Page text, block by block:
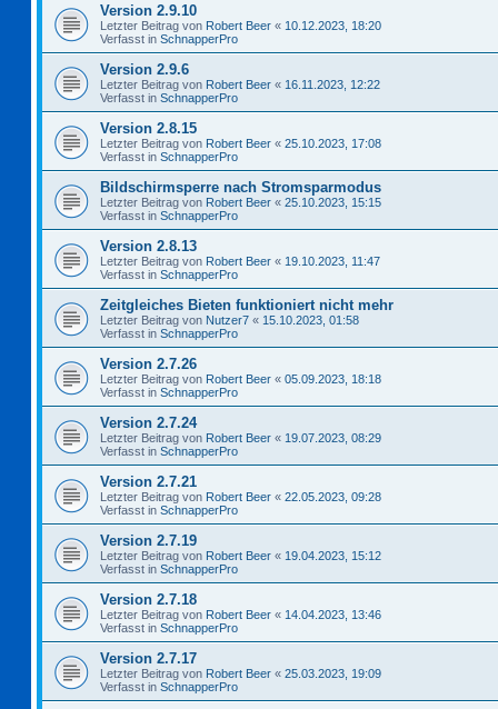
Version 2.9.10
Letzter Beitrag von Robert Beer « 10.12.2023, 18:20
Verfasst in SchnapperPro
Version 2.9.6
Letzter Beitrag von Robert Beer « 16.11.2023, 12:22
Verfasst in SchnapperPro
Version 2.8.15
Letzter Beitrag von Robert Beer « 25.10.2023, 17:08
Verfasst in SchnapperPro
Bildschirmsperre nach Stromsparmodus
Letzter Beitrag von Robert Beer « 25.10.2023, 15:15
Verfasst in SchnapperPro
Version 2.8.13
Letzter Beitrag von Robert Beer « 19.10.2023, 11:47
Verfasst in SchnapperPro
Zeitgleiches Bieten funktioniert nicht mehr
Letzter Beitrag von Nutzer7 « 15.10.2023, 01:58
Verfasst in SchnapperPro
Version 2.7.26
Letzter Beitrag von Robert Beer « 05.09.2023, 18:18
Verfasst in SchnapperPro
Version 2.7.24
Letzter Beitrag von Robert Beer « 19.07.2023, 08:29
Verfasst in SchnapperPro
Version 2.7.21
Letzter Beitrag von Robert Beer « 22.05.2023, 09:28
Verfasst in SchnapperPro
Version 2.7.19
Letzter Beitrag von Robert Beer « 19.04.2023, 15:12
Verfasst in SchnapperPro
Version 2.7.18
Letzter Beitrag von Robert Beer « 14.04.2023, 13:46
Verfasst in SchnapperPro
Version 2.7.17
Letzter Beitrag von Robert Beer « 25.03.2023, 19:09
Verfasst in SchnapperPro